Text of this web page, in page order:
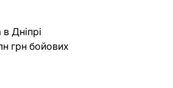
Дніпрі
грн бойових